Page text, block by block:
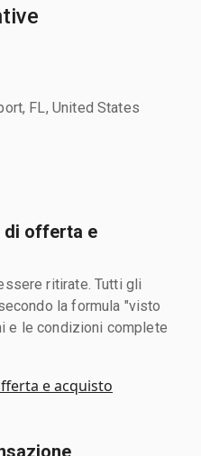
FL, United States
di offerta e
ritirate. Tutti gli
la formula "visto
e le condizioni complete
e acquisto